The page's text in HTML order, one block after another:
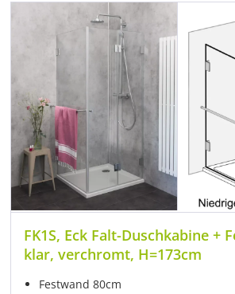
FK1S, Eck Falt-Duschkabine +
klar, verchromt, H=173cm
Festwand 80cm